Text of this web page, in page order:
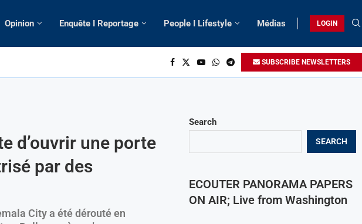
Opinion Enquête I Reportage People I Lifestyle Médias LOGIN
SUBSCRIBE NEWSLETTERS
d’ouvrir une porte
par des
City a été dérouté en
Search
SEARCH
ECOUTER PANORAMA PAPERS
ON AIR; Live from Washington